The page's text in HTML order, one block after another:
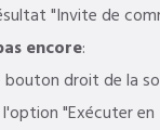
"Invite de
encore:
bouton droit de la
"Exécuter